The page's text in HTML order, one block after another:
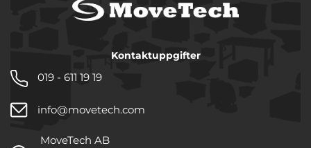
Kontaktuppgifter
019 - 611 19 19
info@movetech.com
MoveTech AB